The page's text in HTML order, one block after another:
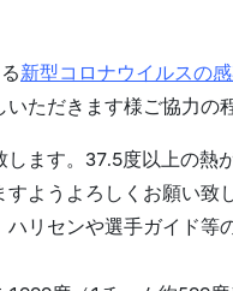
新型コロナウイルスの
ただきます様ご協力の
ます。37.5度以上の熱
ようよろしくお願い致
リセンや選手ガイド等